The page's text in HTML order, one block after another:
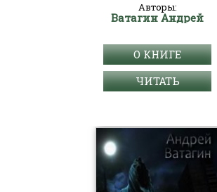
Авторы:
Ватагин Андрей
О КНИГЕ
ЧИТАТЬ